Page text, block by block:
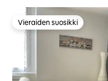
Vieraiden suosikki
Vieraiden suosikki